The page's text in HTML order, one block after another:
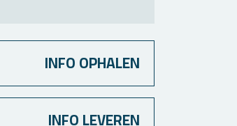
INFO OPHALEN
INFO LEVEREN